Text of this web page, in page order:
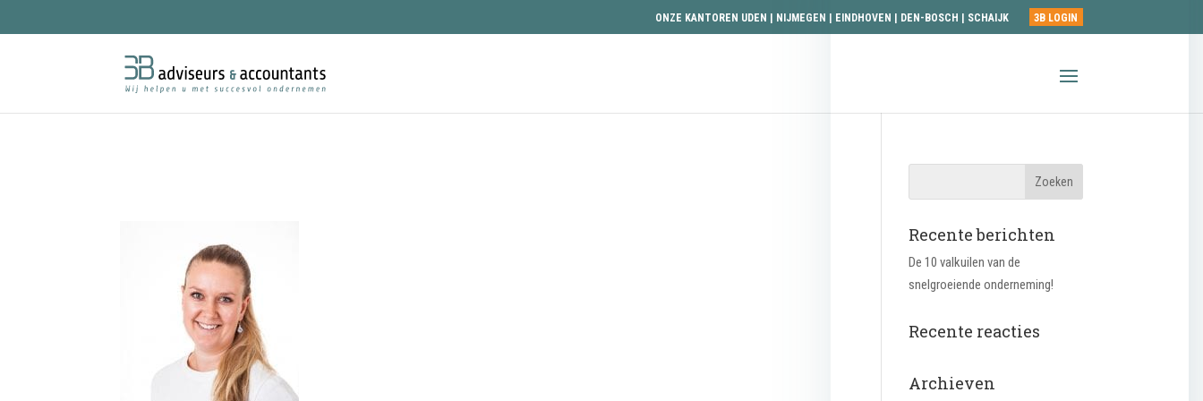
ONZE KANTOREN UDEN NIJMEGEN EINDHOVEN DEN-BOSCH SCHAIJK 3B LOGIN
Recente berichten
De 10 valkuilen van de
snelgroeiende onderneming!
Recente reacties
Archieven